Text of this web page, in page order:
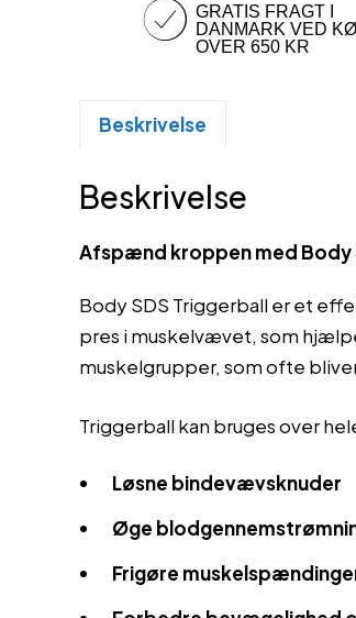
GRATIS FRAGT I
DANMARK VED
OVER 650 KR
Beskrivelse
Beskrivelse
Afspænd kroppen med Body
Body SDS Triggerball er et
pres i muskelvævet, som
muskelgrupper, som ofte
Triggerball kan bruges over
Løsne bindevævsknuder
Øge
Frigøre